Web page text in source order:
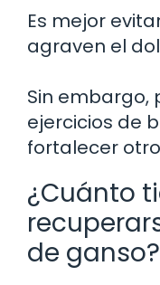
Es mejor
agraven el
Sin embargo,
ejercicios de
fortalecer
¿Cuánto
de ganso?